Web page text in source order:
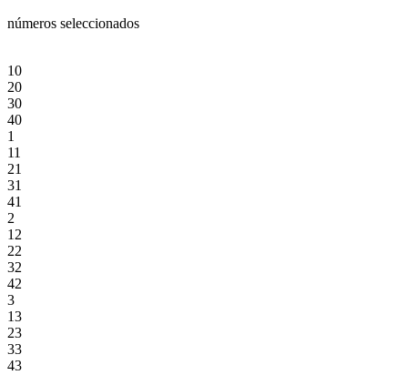
números seleccionados
10
20
30
40
1
11
21
31
41
2
12
22
32
42
3
13
23
33
43